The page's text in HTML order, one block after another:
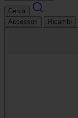
Cerca
Accessori
Ricambi